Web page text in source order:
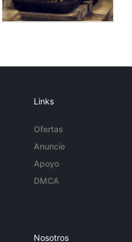
Links
Ofertas
Anuncie
Apoyo
DMCA
Nosotros